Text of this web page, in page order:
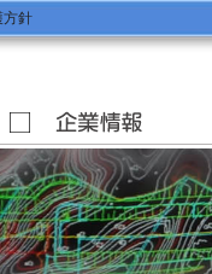
方針